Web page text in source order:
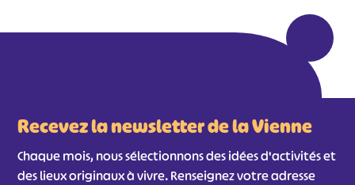
Recevez la newsletter de la Vienne
Chaque mois, nous sélectionnons des idées d'activités et
des lieux originaux à vivre. Renseignez votre adresse
#
#